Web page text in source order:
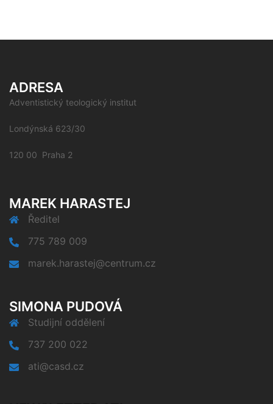
ADRESA
Adventistický teologický institut
Londýnská 623/30
120 00 Praha 2
MAREK HARASTEJ
Ředitel
775 789 009
marek.harastej@centrum.cz
SIMONA PUDOVÁ
Studijní oddělení
737 200 022
ati@casd.cz